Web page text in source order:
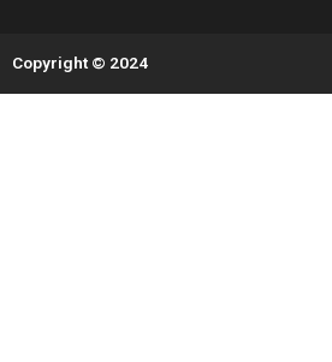
Copyright © 2024